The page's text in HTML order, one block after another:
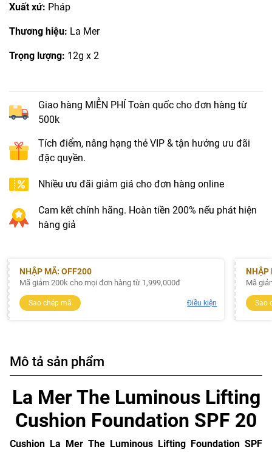
Xuất xứ: Pháp
Thương hiệu: La Mer
Trọng lượng: 12g x 2
Giao hàng MIỄN PHÍ Toàn quốc cho đơn hàng từ
500k
Tích điểm, nâng hạng thẻ VIP & tận hưởng ưu đãi
đặc quyền.
Nhiều ưu đãi giảm giá cho đơn hàng online
Cam kết chính hãng. Hoàn tiền 200% nếu phát hiện
hàng giả
NHẬP MÃ: OFF200
Mã giảm 200k cho mọi đơn hàng từ 1,999,000đ
Sao chép mã Điều kiện
NHẬP
Mã
Sao
Mô tả sản phẩm
La Mer The Luminous Lifting
Cushion Foundation SPF 20
Cushion La Mer The Luminous Lifting Foundation SPF